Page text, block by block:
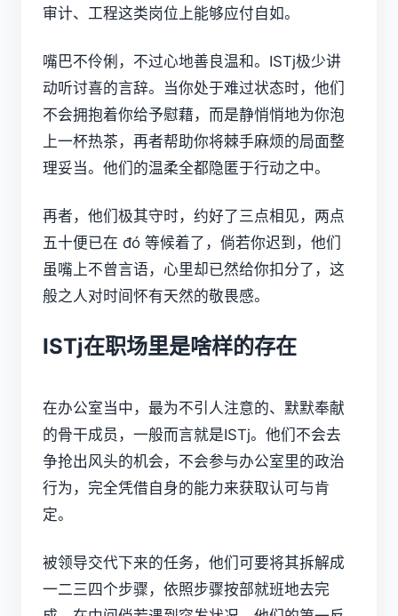
审计、工程这类岗位上能够应付自如。
嘴巴不伶俐，不过心地善良温和。ISTj极少讲
动听讨喜的言辞。当你处于难过状态时，他们
不会拥抱着你给予慰藉，而是静悄悄地为你泡
上一杯热茶，再者帮助你将棘手麻烦的局面整
理妥当。他们的温柔全都隐匿于行动之中。
再者，他们极其守时，约好了三点相见，两点
五十便已在 đó 等候着了，倘若你迟到，他们
虽嘴上不曾言语，心里却已然给你扣分了，这
般之人对时间怀有天然的敬畏感。
ISTj在职场里是啥样的存在
在办公室当中，最为不引人注意的、默默奉献
的骨干成员，一般而言就是ISTj。他们不会去
争抢出风头的机会，不会参与办公室里的政治
行为，完全凭借自身的能力来获取认可与肯
定。
被领导交代下来的任务，他们可要将其拆解成
一二三四个步骤，依照步骤按部就班地去完